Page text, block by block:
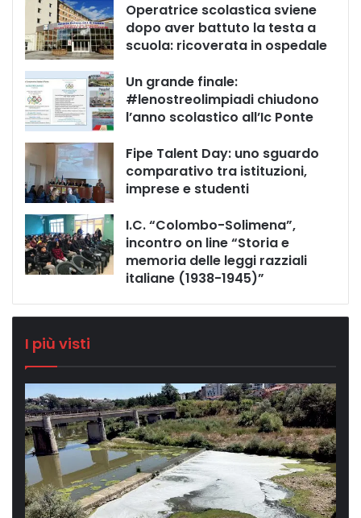
Operatrice scolastica sviene
dopo aver battuto la testa a
scuola: ricoverata in ospedale
Un grande finale:
#lenostreolimpiadi chiudono
l’anno scolastico all’Ic Ponte
Fipe Talent Day: uno sguardo
comparativo tra istituzioni,
imprese e studenti
I.C. “Colombo-Solimena”,
incontro on line “Storia e
memoria delle leggi razziali
italiane (1938-1945)”
I più visti